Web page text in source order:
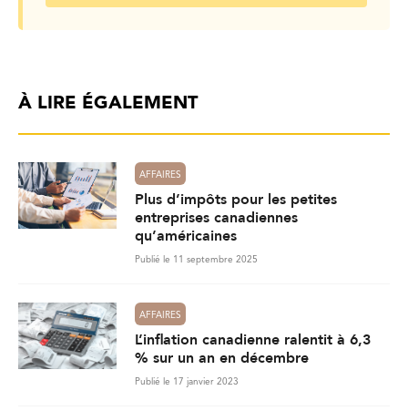
À LIRE ÉGALEMENT
AFFAIRES
Plus d’impôts pour les petites
entreprises canadiennes
qu’américaines
Publié le 11 septembre 2025
AFFAIRES
L’inflation canadienne ralentit à 6,3
% sur un an en décembre
Publié le 17 janvier 2023